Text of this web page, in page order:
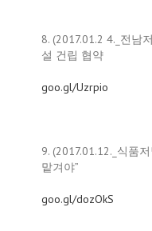
8. (2017.01.2 4._전남
설 건립 협약
goo.gl/Uzrpio
9. (2017.01.12._식품
맡겨야”
goo.gl/dozOkS